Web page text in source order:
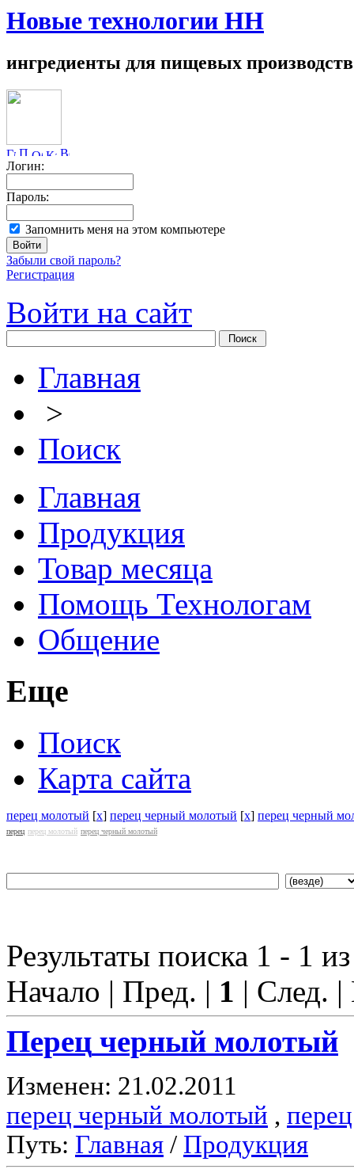
Новые технологии НН
ингредиенты для пищевых производств
Логин:
Пароль:
Запомнить меня на этом компьютере
Забыли свой пароль?
Регистрация
Войти на сайт
Главная
>
Поиск
Главная
Продукция
Товар месяца
Помощь Технологам
Общение
Еще
Поиск
Карта сайта
перец молотый [x] перец черный молотый [x] перец черный
перец перец молотый перец черный молотый
Результаты поиска 1 - 1
Начало | Пред. | 1 | След.
Перец черный молотый
Изменен: 21.02.2011
перец черный молотый , перец
Путь: Главная / Продукция